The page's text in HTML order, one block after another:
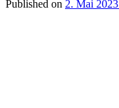
Published on 2. Mai 2023